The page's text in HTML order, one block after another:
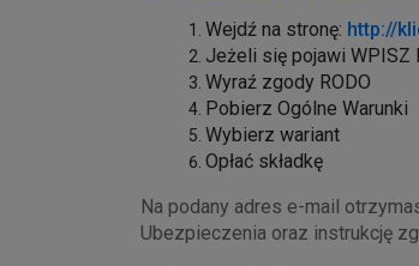
Wejdź na stronę: http://
Jeżeli się pojawi WPISZ
Wyraź zgody RODO
Pobierz Ogólne Warunki
Wybierz wariant
Opłać składkę
Na podany adres e-mail
Ubezpieczenia oraz instrukcję